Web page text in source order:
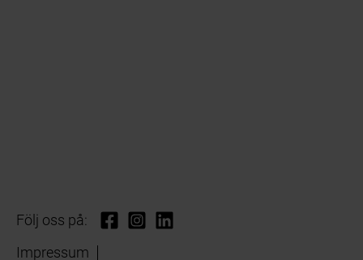
Följ oss på:
Impressum